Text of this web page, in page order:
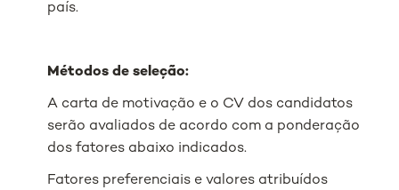
país.
Métodos de seleção:
A carta de motivação e o CV dos candidatos
serão avaliados de acordo com a ponderação
dos fatores abaixo indicados.
Fatores preferenciais e valores atribuídos